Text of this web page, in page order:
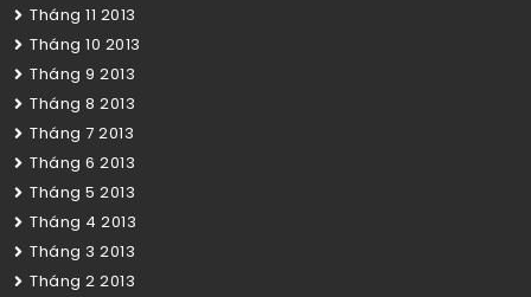
Tháng 11 2013
Tháng 10 2013
Tháng 9 2013
Tháng 8 2013
Tháng 7 2013
Tháng 6 2013
Tháng 5 2013
Tháng 4 2013
Tháng 3 2013
Tháng 2 2013